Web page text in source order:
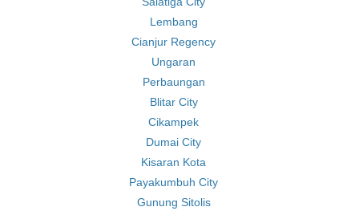
Lembang
Cianjur Regency
Ungaran
Perbaungan
Blitar City
Cikampek
Dumai City
Kisaran Kota
Payakumbuh City
Gunung Sitolis